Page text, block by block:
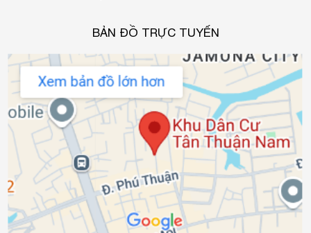
BẢN ĐỒ TRỰC TUYẾN